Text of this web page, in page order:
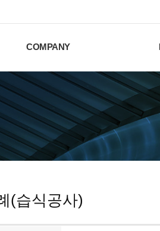
COMPANY
(습식공사)